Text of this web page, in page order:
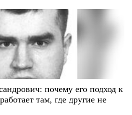
почему его подход к
там, где другие не